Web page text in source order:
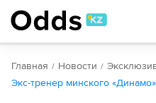
Главная Новости
Экс-тренер минского